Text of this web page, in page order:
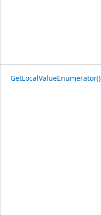
GetLocalValueEnumerator()